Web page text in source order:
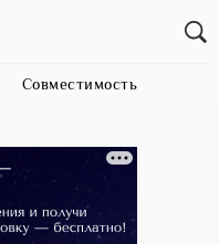
Совместимость